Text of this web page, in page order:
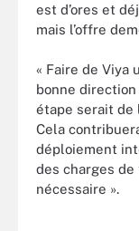
est d’ores et
mais l’offre
« Faire de Viya
bonne
étape serait de
Cela
déploiement
des charges
nécessaire ».